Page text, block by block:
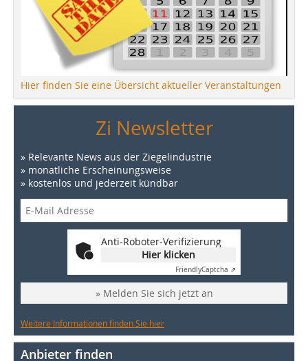
Hier finden Sie eine Übersicht aktueller Veranstaltungen
Zi Newsletter
» Relevante News aus der Ziegelindustrie
» monatliche Erscheinungsweise
» kostenlos und jederzeit kündbar
Anti-Roboter-Verifizierung
Hier klicken
FriendlyCaptcha ⇗
» Melden Sie sich jetzt an
Weitere Informationen finden Sie hier
Anbieter finden